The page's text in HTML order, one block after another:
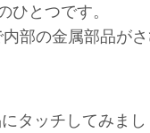
ひとつです。
部の金属部品が
タッチしてみま